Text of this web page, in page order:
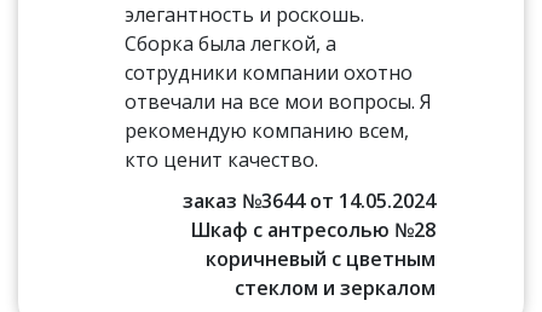
элегантность и роскошь.
Сборка была легкой, а
сотрудники компании охотно
отвечали на все мои вопросы. Я
рекомендую компанию всем,
кто ценит качество.
заказ №3644 от 14.05.2024
Шкаф с антресолью №28
коричневый с цветным
стеклом и зеркалом